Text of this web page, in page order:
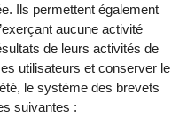
Ils permettent également
aucune activité
de leurs activités de
utilisateurs et conserver le
le système des brevets
suivantes :